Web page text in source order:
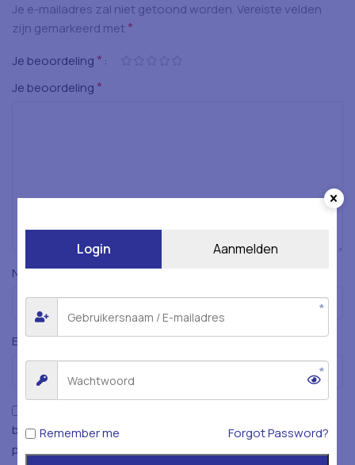
Je e-mailadres zal niet getoond worden.Vereiste velden
zijn gemarkeerd met *
Je beoordeling *
Je beoordeling *
Naam*
E-mail*
browser voor de volgende keer wanneer ik een reactie
plaats.
Login Aanmelden
Remember me Forgot Password?